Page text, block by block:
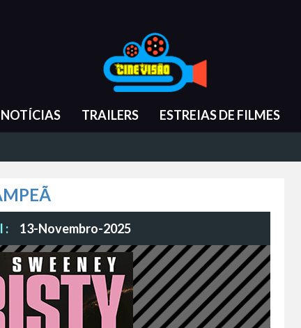
NOTÍCIAS TRAILERS ESTREIAS DE FILMES
: 13-Novembro-2025